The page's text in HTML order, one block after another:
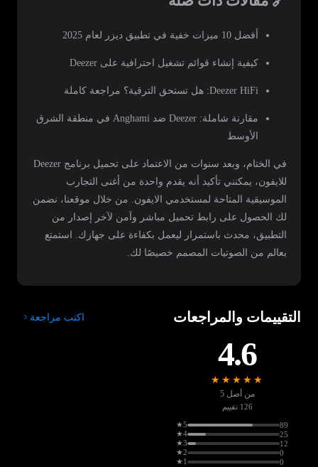
أفضل 10 ميزات خفية في تطبيق ديزر لعام 2025
كيفية إنشاء قوائم تشغيل احترافية على Deezer
Deezer HiFi: هل تستحق الترقية؟ مراجعة كاملة
مقارنة شاملة: Deezer ضد Anghami في منطقة الشرق
الأوسط
في الختام، وبعد سنوات من الاعتماد على تحميل برنامج Deezer
للايفون، يمكنني تأكيد أنه يقدم واحدة من أغنى التجارب
الموسيقية المتاحة لمستخدمي الايفون. من خلال موقعنا، نضمن
لك الحصول على رابط تحميل مباشر وآمن لآخر إصدار من
التطبيق، محدث باستمرار ليعمل بكفاءة على جهازك. استمتع
بعالم من الصوتيات المصمم خصيصًا لك.
التقييمات والمراجعات اكتب مراجعة
4.6
★★★★★
من أصل 5
126 تقييم
5★
89
4★
25
3★
12
2★
0
1★
0